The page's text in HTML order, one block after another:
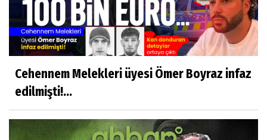
Cehennem Melekleri üyesi Ömer Boyraz infaz
edilmişti!...